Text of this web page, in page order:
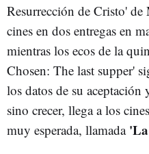
Resurrección de Cristo'
cines en dos entregas en
mientras los ecos de la
Chosen: The last supper'
los datos de su aceptación
sino crecer, llega a los
muy esperada, llamada